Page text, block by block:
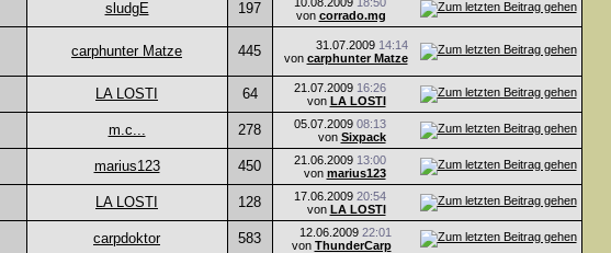
sludgE 197
von corrado.mg
carphunter Matze 445 31.07.2009 14:14
von carphunter Matze
LA LOSTI 64 21.07.2009 16:26
von LA LOSTI
m.c... 278 05.07.2009 08:13
von Sixpack
marius123 450 21.06.2009 13:00
von marius123
LA LOSTI 128 17.06.2009 20:54
von LA LOSTI
carpdoktor 583 12.06.2009 22:01
von ThunderCarp